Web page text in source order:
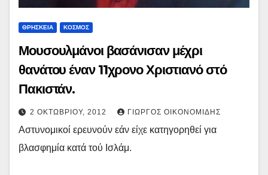
ΘΡΗΣΚΕΙΑ ΚΟΣΜΟΣ
Μουσουλμάνοι βασάνισαν μέχρι
θανάτου έναν 11χρονο Χριστιανό στό
Πακιστάν.
2 ΟΚΤΩΒΡΊΟΥ, 2012 ΓΙΏΡΓΟΣ ΟΙΚΟΝΟΜΊΔΗΣ
Αστυνομικοί ερευνούν εάν είχε κατηγορηθεί για
βλασφημία κατά τού Ισλάμ.